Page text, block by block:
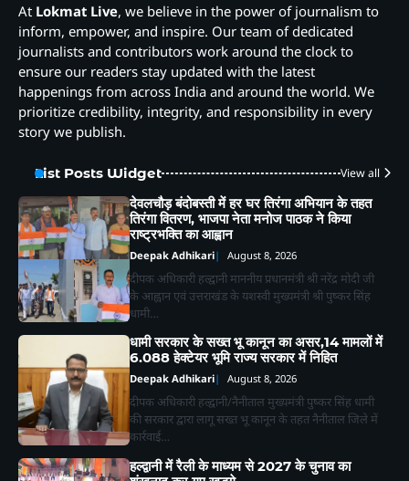
At Lokmat Live, we believe in the power of journalism to
inform, empower, and inspire. Our team of dedicated
journalists and contributors work around the clock to
ensure our readers stay updated with the latest
happenings from across India and around the world. We
prioritize credibility, integrity, and responsibility in every
story we publish.
List Posts Widget View all
देवलचौड़ बंदोबस्ती में हर घर तिरंगा अभियान के तहत
तिरंगा वितरण, भाजपा नेता मनोज पाठक ने किया
राष्ट्रभक्ति का आह्वान
Deepak Adhikari August 8, 2026
दीपक अधिकारी हल्द्वानी माननीय प्रधानमंत्री श्री नरेंद्र मोदी जी
के आह्वान एवं उत्तराखंड के यशस्वी मुख्यमंत्री श्री पुष्कर सिंह
धामी…
धामी सरकार के सख्त भू कानून का असर,14 मामलों में
6.088 हेक्टेयर भूमि राज्य सरकार में निहित
Deepak Adhikari August 8, 2026
दीपक अधिकारी हल्द्वानी/नैनीताल मुख्यमंत्री पुष्कर सिंह धामी
की सरकार द्वारा लागू सख्त भू कानून के तहत नैनीताल जिले में
कार्रवाई…
हल्द्वानी में रैली के माध्यम से 2027 के चुनाव का